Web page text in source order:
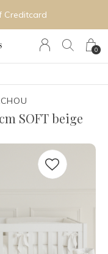
0
Creditcard
SOFT beige